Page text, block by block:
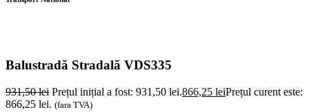
Balustradă Stradală VDS335
931,50lei Prețul inițial a fost: 931,50 lei.866,25 leiPrețul curent este:
866,25 lei. (fara TVA)